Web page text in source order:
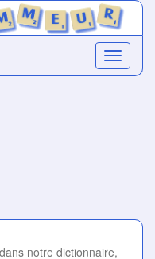
notre dictionnaire,